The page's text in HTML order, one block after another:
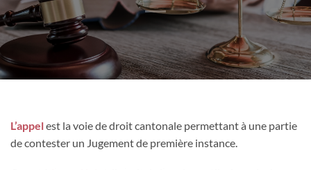
L’appelest la voie de droit cantonale permettant à une partie
de contester un Jugement de première instance.